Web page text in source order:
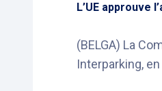
L’UE approuve
(BELGA) La
Interparking,